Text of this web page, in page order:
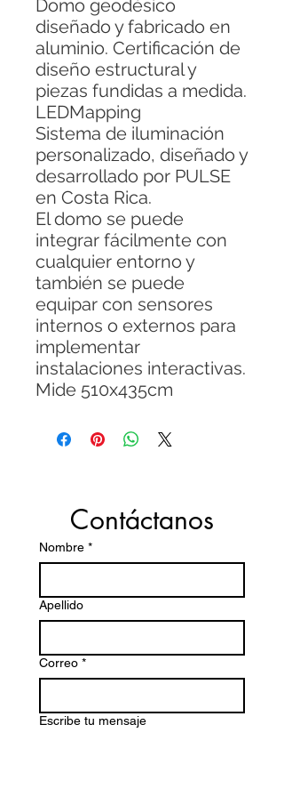
Domo geodésico
diseñado y fabricado en
aluminio. Certificación de
diseño estructural y
piezas fundidas a medida.
LEDMapping
Sistema de iluminación
personalizado, diseñado y
desarrollado por PULSE
en Costa Rica.
El domo se puede
integrar fácilmente con
cualquier entorno y
también se puede
equipar con sensores
internos o externos para
implementar
instalaciones interactivas.
Mide 510x435cm
Contáctanos
Nombre *
Apellido
Correo *
Escribe tu mensaje